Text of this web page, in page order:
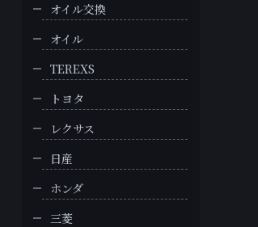
オイル交換
オイル
TEREXS
トヨタ
レクサス
日産
ホンダ
三菱